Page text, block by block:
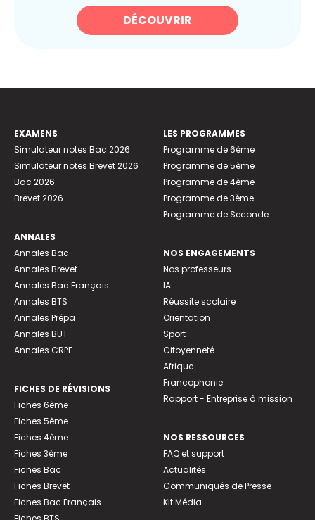
DÉCOUVRIR
EXAMENS
Simulateur notes Bac 2026
Simulateur notes Brevet 2026
Bac 2026
Brevet 2026
ANNALES
Annales Bac
Annales Brevet
Annales Bac Français
Annales BTS
Annales Prépa
Annales BUT
Annales CRPE
FICHES DE RÉVISIONS
Fiches 6ème
Fiches 5ème
Fiches 4ème
Fiches 3ème
Fiches Bac
Fiches Brevet
Fiches Bac Français
LES PROGRAMMES
Programme de 6ème
Programme de 5ème
Programme de 4ème
Programme de 3ème
Programme de Seconde
NOS ENGAGEMENTS
Nos professeurs
IA
Réussite scolaire
Orientation
Sport
Citoyenneté
Afrique
Francophonie
Rapport - Entreprise à mission
NOS RESSOURCES
FAQ et support
Actualités
Communiqués de Presse
Kit Média